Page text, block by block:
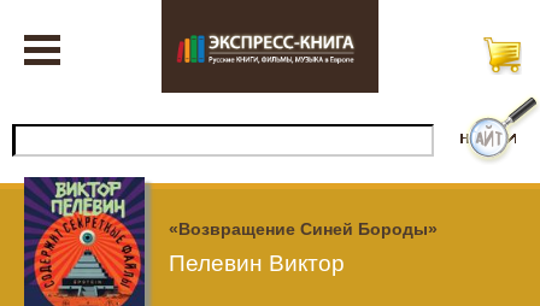
«Возвращение Синей Бороды»
Пелевин Виктор